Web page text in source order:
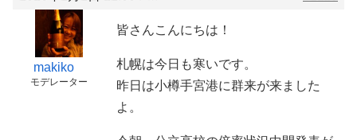
makiko
モデレーター
皆さんこんにちは！
札幌は今日も寒いです。
昨日は小樽手宮港に群来が来ました
よ。